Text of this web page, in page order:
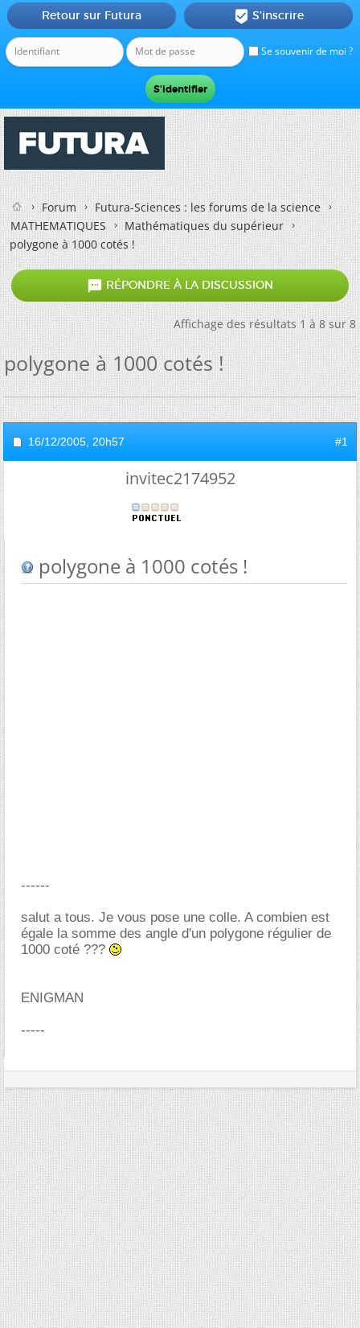
Se souvenir de moi ?
Retour sur Futura  S'inscrire
Forum
Futura-Sciences : les forums de la science
MATHEMATIQUES
Mathématiques du supérieur
polygone à 1000 cotés !
 RÉPONDRE À LA DISCUSSION
Affichage des résultats 1 à 8 sur 8
polygone à 1000 cotés !
16/12/2005, 20h57 #1
invitec2174952
polygone à 1000 cotés !
------
salut a tous. Je vous pose une colle. A combien est
égale la somme des angle d'un polygone régulier de
1000 coté ???
ENIGMAN
-----